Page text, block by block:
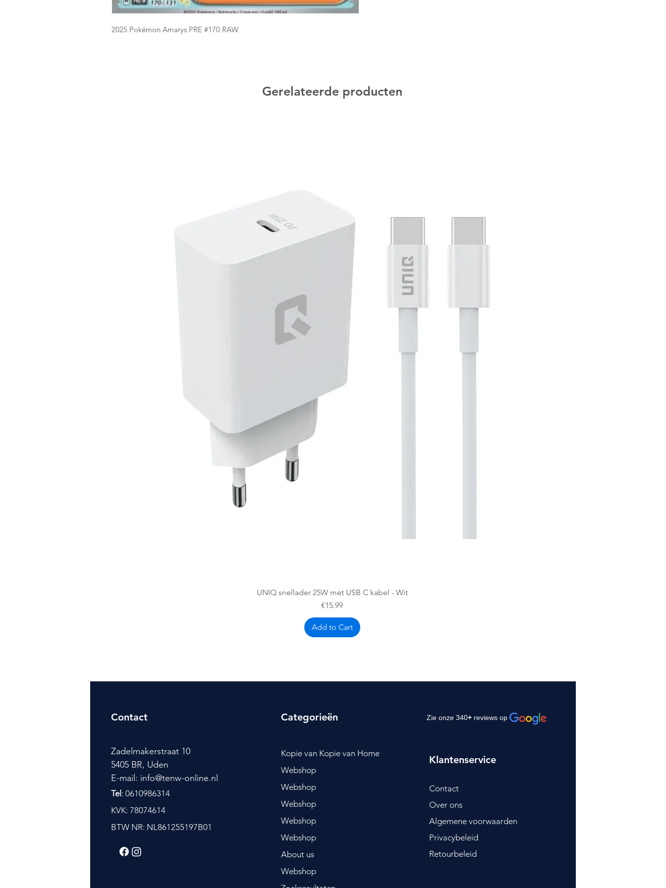
2025 Pokémon Amarys PRE #170 RAW
Gerelateerde producten
Quick View
UNIQ snellader 25W met USB C kabel - Wit
Price
€15.99
Add to Cart
Contact
Zadelmakerstraat 10
5405 BR, Uden
E-mail: info@tenw-online.nl
Tel : 0610986314
KVK: 78074614
BTW NR: NL861255197B01
Categorieën
Kopie van Kopie van Home
Webshop
Webshop
Webshop
Webshop
Webshop
About us
Webshop
Zie onze 340+ reviews op
Klantenservice
Contact
Over ons
Algemene voorwaarden
Privacybeleid
Retourbeleid